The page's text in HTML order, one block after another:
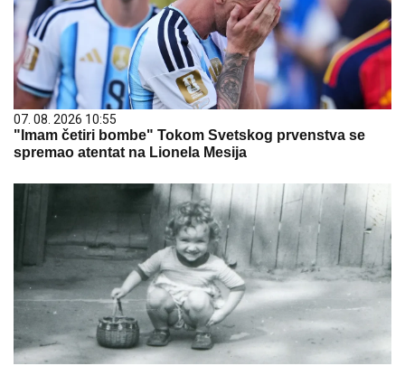
07. 08. 2026 10:55
"Imam četiri bombe" Tokom Svetskog prvenstva se
spremao atentat na Lionela Mesija